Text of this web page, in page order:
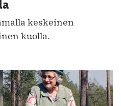
keskeinen
kuolla.